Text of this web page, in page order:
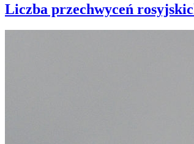
Liczba przechwyceń